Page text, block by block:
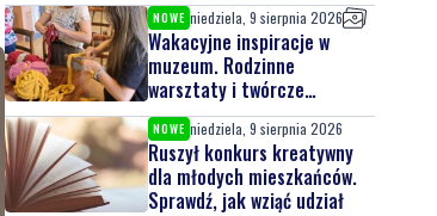
NOWE niedziela, 9 sierpnia 2026
Wakacyjne inspiracje w
muzeum. Rodzinne
warsztaty i twórcze
spotkania
NOWE niedziela, 9 sierpnia 2026
Ruszył konkurs kreatywny
dla młodych mieszkańców.
Sprawdź, jak wziąć udział